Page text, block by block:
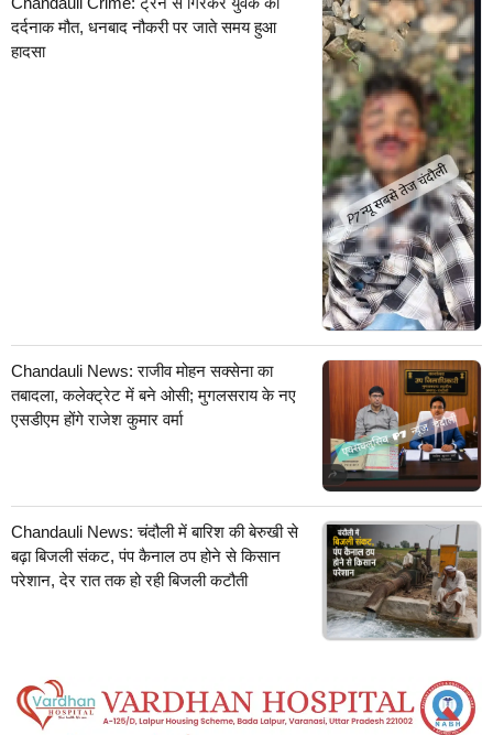
दर्दनाक मौत, धनबाद नौकरी पर जाते समय हुआ
हादसा
Chandauli News: राजीव मोहन सक्सेना का
तबादला, कलेक्ट्रेट में बने ओसी; मुगलसराय के नए
एसडीएम होंगे राजेश कुमार वर्मा
Chandauli News: चंदौली में बारिश की बेरुखी से
बढ़ा बिजली संकट, पंप कैनाल ठप होने से किसान
परेशान, देर रात तक हो रही बिजली कटौती